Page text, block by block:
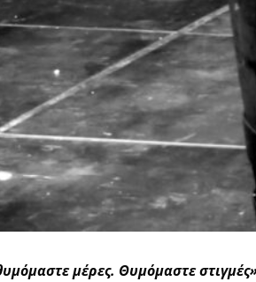
μέρες. Θυμόμαστε